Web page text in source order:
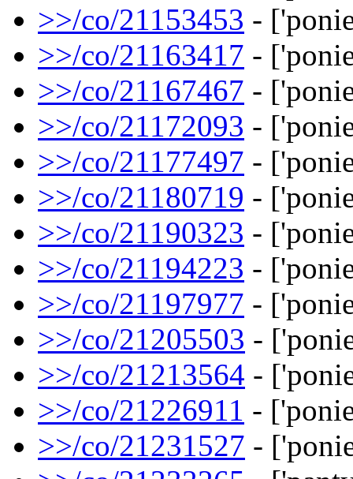
>>/co/21153453 -
>>/co/21163417 -
>>/co/21167467 -
>>/co/21172093 -
>>/co/21177497 -
>>/co/21180719 -
>>/co/21190323 -
>>/co/21194223 -
>>/co/21197977 -
>>/co/21205503 -
>>/co/21213564 -
>>/co/21226911 -
>>/co/21231527 -